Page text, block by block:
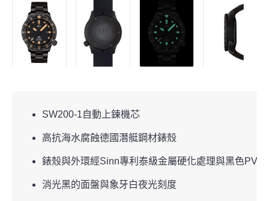
SW200-1自動上鍊機芯
高抗海水腐蝕德國潛艇鋼材錶殼
錶殼與外環經Sinn專利泰級金屬硬化處理與黑色PVD
消光黑的面盤與象牙白夜光刻度